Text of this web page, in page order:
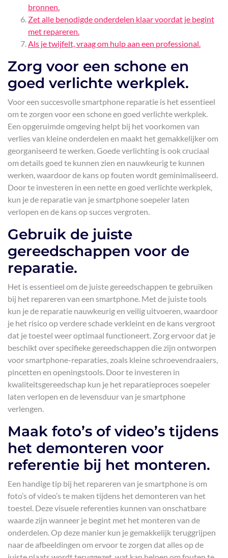
bronnen.
Zet alle benodigde onderdelen klaar voordat je begint
met repareren.
Als je twijfelt, vraag om hulp aan een professional.
Zorg voor een schone en
goed verlichte werkplek.
Voor een succesvolle smartphone reparatie is het essentieel
om te zorgen voor een schone en goed verlichte werkplek.
Een opgeruimde omgeving helpt bij het voorkomen van
verlies van kleine onderdelen en maakt het gemakkelijker om
georganiseerd te werken. Goede verlichting is ook cruciaal
om details goed te kunnen zien en nauwkeurig te kunnen
werken, waardoor de kans op fouten wordt geminimaliseerd.
Door te investeren in een nette en goed verlichte werkplek,
kun je de reparatie van je smartphone soepeler laten
verlopen en de kans op succes vergroten.
Gebruik de juiste
gereedschappen voor de
reparatie.
Het is essentieel om de juiste gereedschappen te gebruiken
bij het repareren van een smartphone. Met de juiste tools
kun je de reparatie nauwkeurig en veilig uitvoeren, waardoor
je het risico op verdere schade verkleint en de kans vergroot
dat je toestel weer optimaal functioneert. Zorg ervoor dat je
beschikt over specifieke gereedschappen die zijn ontworpen
voor smartphone-reparaties, zoals kleine schroevendraaiers,
pincetten en openingstools. Door te investeren in
kwaliteitsgereedschap kun je het reparatieproces soepeler
laten verlopen en de levensduur van je smartphone
verlengen.
Maak foto’s of video’s tijdens
het demonteren voor
referentie bij het monteren.
Een handige tip bij het repareren van je smartphone is om
foto’s of video’s te maken tijdens het demonteren van het
toestel. Deze visuele referenties kunnen van onschatbare
waarde zijn wanneer je begint met het monteren van de
onderdelen. Op deze manier kun je gemakkelijk teruggrijpen
naar de afbeeldingen om ervoor te zorgen dat alles op de